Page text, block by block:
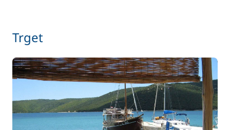
Trget